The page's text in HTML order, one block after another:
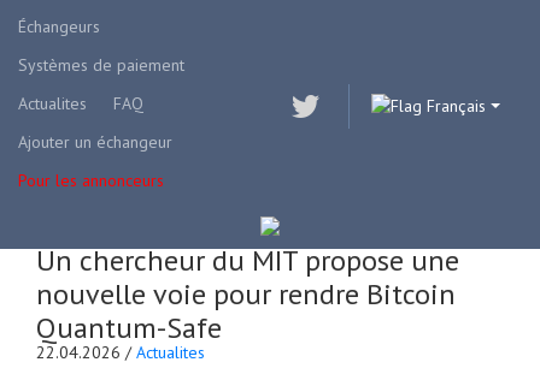
Échangeurs
Systèmes de paiement
Actualites
FAQ
Ajouter un échangeur
Pour les annonceurs
Français
Un chercheur du MIT propose une
nouvelle voie pour rendre Bitcoin
Quantum-Safe
22.04.2026 /Actualites